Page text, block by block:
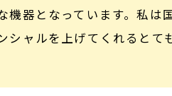
器となっています。私は
シャルを上げてくれるとて